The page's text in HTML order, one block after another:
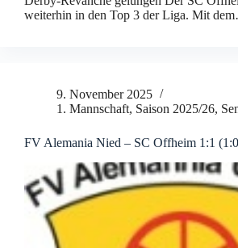
weiterhin in den Top 3 der Liga. Mit
9. November 2025
1. Mannschaft, Saison 2025/26,
FV Alemania Nied – SC Offheim 1:1